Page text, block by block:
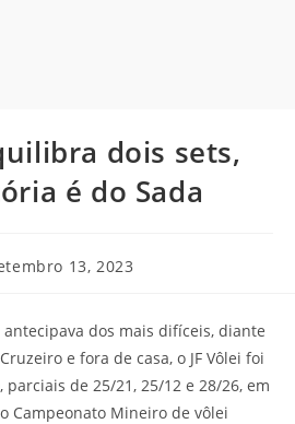
dois sets,
é do Sada
13, 2023
dos mais difíceis, diante
e fora de casa, o JF Vôlei foi
de 25/21, 25/12 e 28/26, em
Campeonato Mineiro de vôlei